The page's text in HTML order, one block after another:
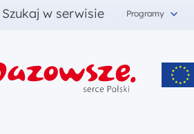
Szukaj w serwisie Programy